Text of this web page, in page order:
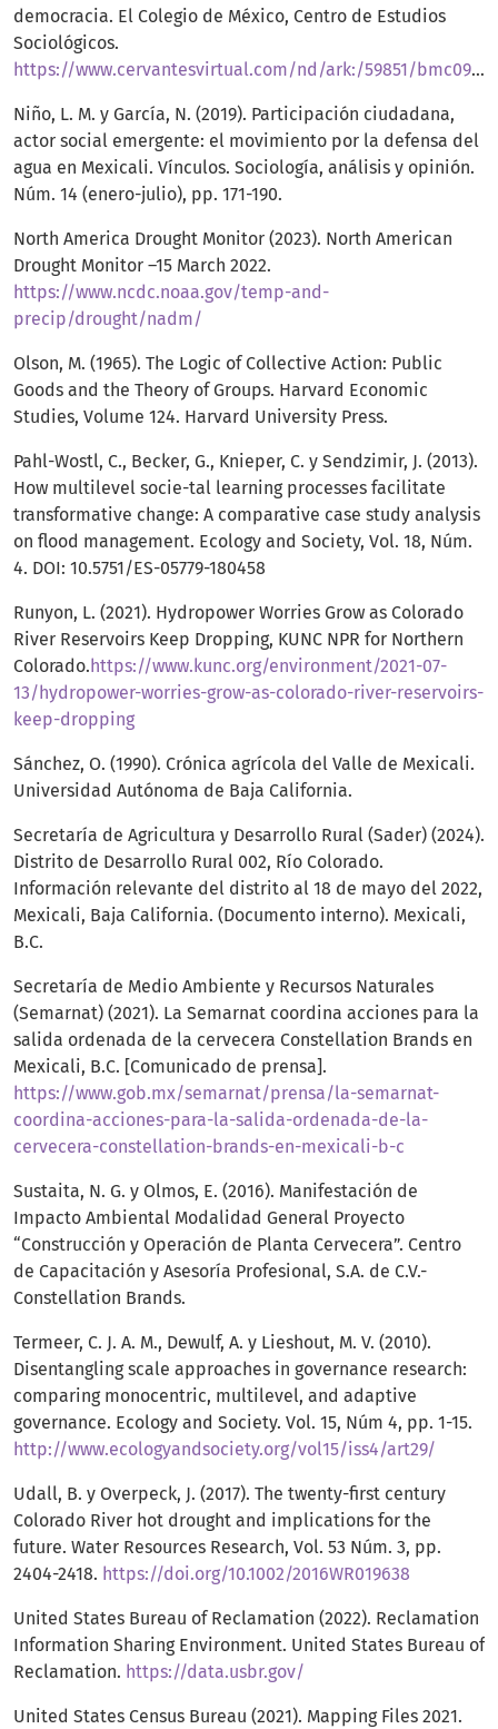
democracia. El Colegio de México, Centro de Estudios
Sociológicos.
https://www.cervantesvirtual.com/nd/ark:/59851/bmc0924292
Niño, L. M. y García, N. (2019). Participación ciudadana,
actor social emergente: el movimiento por la defensa del
agua en Mexicali. Vínculos. Sociología, análisis y opinión.
Núm. 14 (enero-julio), pp. 171-190.
North America Drought Monitor (2023). North American
Drought Monitor –15 March 2022.
https://www.ncdc.noaa.gov/temp-and-
precip/drought/nadm/
Olson, M. (1965). The Logic of Collective Action: Public
Goods and the Theory of Groups. Harvard Economic
Studies, Volume 124. Harvard University Press.
Pahl-Wostl, C., Becker, G., Knieper, C. y Sendzimir, J. (2013).
How multilevel socie-tal learning processes facilitate
transformative change: A comparative case study analysis
on flood management. Ecology and Society, Vol. 18, Núm.
4. DOI: 10.5751/ES-05779-180458
Runyon, L. (2021). Hydropower Worries Grow as Colorado
River Reservoirs Keep Dropping, KUNC NPR for Northern
Colorado. https://www.kunc.org/environment/2021-07-
13/hydropower-worries-grow-as-colorado-river-reservoirs-
keep-dropping
Sánchez, O. (1990). Crónica agrícola del Valle de Mexicali.
Universidad Autónoma de Baja California.
Secretaría de Agricultura y Desarrollo Rural (Sader) (2024).
Distrito de Desarrollo Rural 002, Río Colorado.
Información relevante del distrito al 18 de mayo del 2022,
Mexicali, Baja California. (Documento interno). Mexicali,
B.C.
Secretaría de Medio Ambiente y Recursos Naturales
(Semarnat) (2021). La Semarnat coordina acciones para la
salida ordenada de la cervecera Constellation Brands en
Mexicali, B.C. [Comunicado de prensa].
https://www.gob.mx/semarnat/prensa/la-semarnat-
coordina-acciones-para-la-salida-ordenada-de-la-
cervecera-constellation-brands-en-mexicali-b-c
Sustaita, N. G. y Olmos, E. (2016). Manifestación de
Impacto Ambiental Modalidad General Proyecto
“Construcción y Operación de Planta Cervecera”. Centro
de Capacitación y Asesoría Profesional, S.A. de C.V.-
Constellation Brands.
Termeer, C. J. A. M., Dewulf, A. y Lieshout, M. V. (2010).
Disentangling scale approaches in governance research:
comparing monocentric, multilevel, and adaptive
governance. Ecology and Society. Vol. 15, Núm 4, pp. 1-15.
http://www.ecologyandsociety.org/vol15/iss4/art29/
Udall, B. y Overpeck, J. (2017). The twenty-first century
Colorado River hot drought and implications for the
future. Water Resources Research, Vol. 53 Núm. 3, pp.
2404-2418. https://doi.org/10.1002/2016WR019638
United States Bureau of Reclamation (2022). Reclamation
Information Sharing Environment. United States Bureau of
Reclamation. https://data.usbr.gov/
United States Census Bureau (2021). Mapping Files 2021.